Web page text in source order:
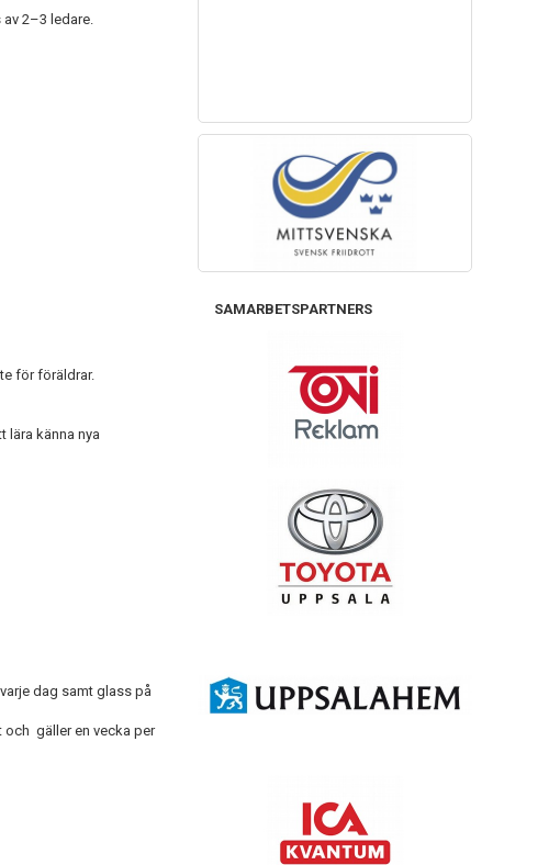
2–3 ledare.
för föräldrar.
lära känna nya
dag samt glass på
och gäller en vecka per
SAMARBETSPARTNERS